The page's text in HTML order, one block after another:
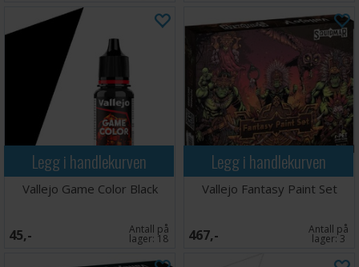
Legg i handlekurven
Vallejo Game Color Black
45,- Antall på
lager: 18
Legg i handlekurven
Vallejo Fantasy Paint Set
467,- Antall på
lager:3